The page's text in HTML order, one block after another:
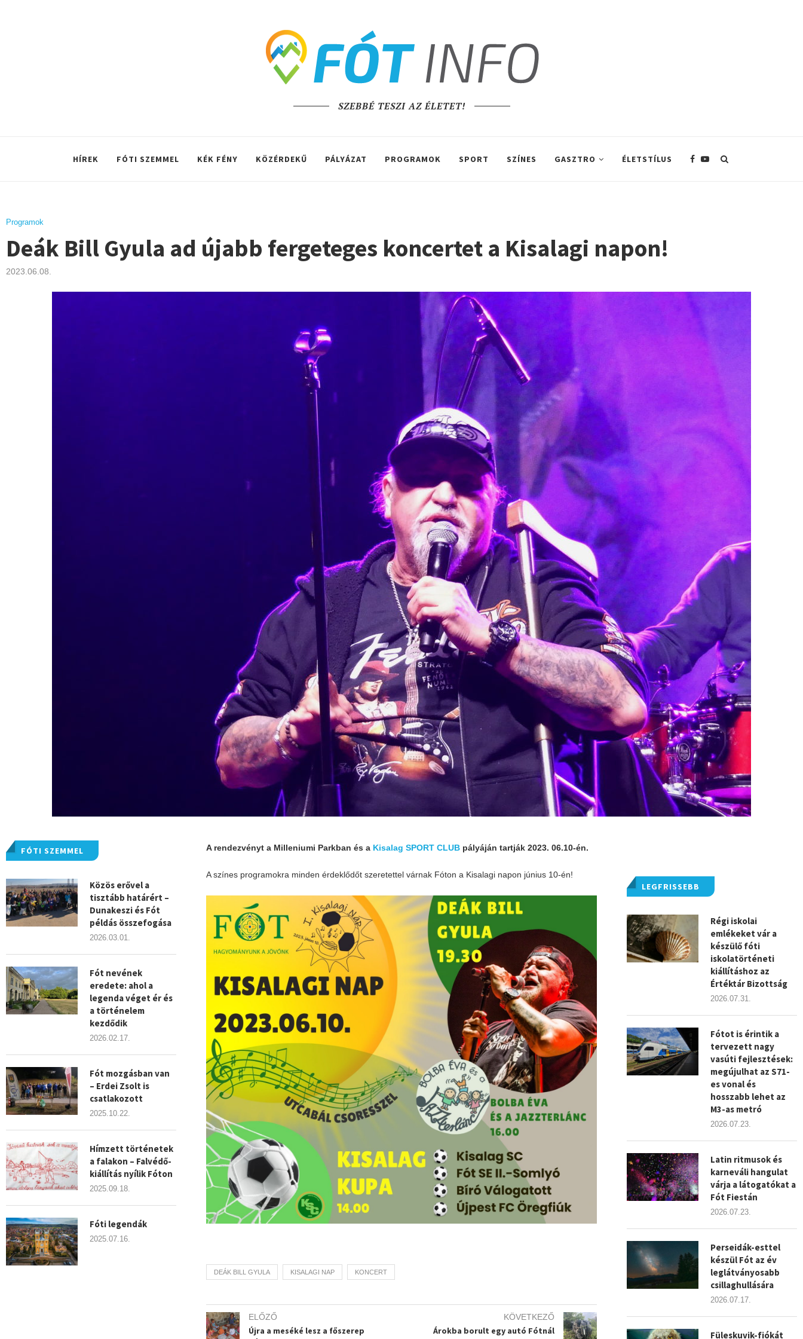
SZEBBÉ TESZI AZ ÉLETET!
HÍREK FÓTI SZEMMEL KÉK FÉNY KÖZÉRDEKŰ PÁLYÁZAT PROGRAMOK SPORT SZÍNES GASZTRO ÉLETSTÍLUS
Programok
Deák Bill Gyula ad újabb fergeteges koncertet a Kisalagi napon!
2023.06.08.
A rendezvényt a Milleniumi Parkban és a Kisalag SPORT CLUBpályáján tartják 2023. 06.10-én.
A színes programokra minden érdeklődőt szeretettel várnak Fóton a Kisalagi napon június 10-én!
DEÁK BILL GYULA KISALAGI NAP KONCERT
ELŐZŐ
Újra a meséké lesz a főszerep
KÖVETKEZŐ
Árokba borult egy autó Fótnál
LEGFRISSEBB
Régi iskolai
emlékeket vár a
készülő fóti
iskolatörténeti
kiállításhoz az
Értéktár Bizottság
2026.07.31.
Fótot is érintik a
tervezett nagy
vasúti fejlesztések:
megújulhat az S71-
es vonal és
hosszabb lehet az
M3-as metró
2026.07.23.
Latin ritmusok és
karneváli hangulat
várja a látogatókat a
Fót Fiestán
2026.07.23.
Perseidák-esttel
készül Fót az év
leglátványosabb
csillaghullására
2026.07.17.
Füleskuvik-fiókát
FÓTI SZEMMEL
Közös erővel a
tisztább határért –
Dunakeszi és Fót
példás összefogása
2026.03.01.
Fót nevének
eredete: ahol a
legenda véget ér és
a történelem
kezdődik
2026.02.17.
Fót mozgásban van
– Erdei Zsolt is
csatlakozott
2025.10.22.
Hímzett történetek
a falakon – Falvédő-
kiállítás nyílik Fóton
2025.09.18.
Fóti legendák
2025.07.16.